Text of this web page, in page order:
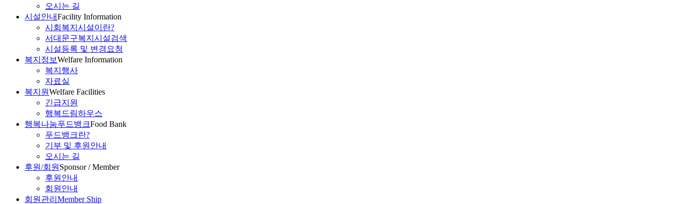
오시는 길
시설안내Facility Information
시회복지시설이란?
서대문구복지시설검색
시설등록 및 변경요청
복지정보Welfare Information
복지행사
자료실
복지원Welfare Facilities
긴급지원
행복드림하우스
행복나눔푸드뱅크Food Bank
푸드뱅크란?
기부 및 후원안내
오시는 길
후원/회원 Sponsor / Member
후원안내
회원안내
회원관리 Member Ship